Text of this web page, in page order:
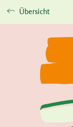
Übersicht